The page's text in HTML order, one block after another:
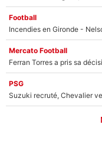
Football
Mercato Football
PSG